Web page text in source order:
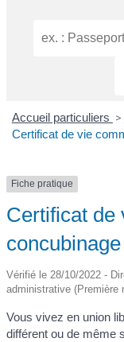
Accueil particuliers >
Certificat de vie
Fiche pratique
Certificat de
concubinage
Vérifié le 28/10/2022 -
administrative (Première
Vous vivez en union
différent ou de même